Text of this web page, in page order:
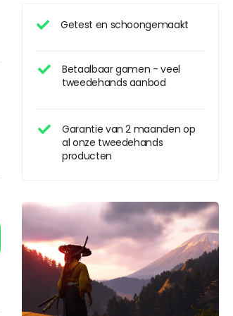
Getest en schoongemaakt
Betaalbaar gamen - veel
tweedehands aanbod
Garantie van 2 maanden op
al onze tweedehands
producten